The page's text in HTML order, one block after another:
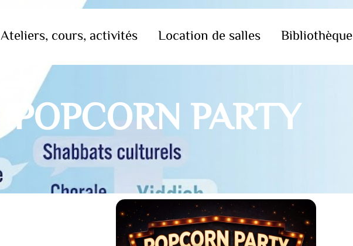
Ateliers, cours, activités Location de salles Bibliothèque
POPCORN PARTY